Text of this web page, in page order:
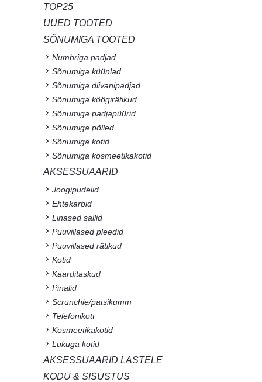
TOP25
UUED TOOTED
SÕNUMIGA TOOTED
Numbriga padjad
Sõnumiga küünlad
Sõnumiga diivanipadjad
Sõnumiga köögirätikud
Sõnumiga padjapüürid
Sõnumiga põlled
Sõnumiga kotid
Sõnumiga kosmeetikakotid
AKSESSUAARID
Joogipudelid
Ehtekarbid
Linased sallid
Puuvillased pleedid
Puuvillased rätikud
Kotid
Kaarditaskud
Pinalid
Scrunchie/patsikumm
Telefonikott
Kosmeetikakotid
Lukuga kotid
AKSESSUAARID LASTELE
KODU & SISUSTUS